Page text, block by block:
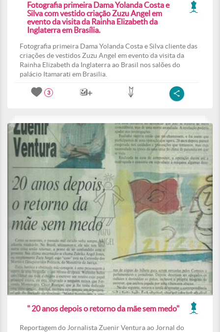
Fotografia primeira Dama Yolanda Costa e
Silva com vestido criação Zuzu Angel em
evento da visita da Rainha Elizabeth da
Inglaterra em Brasília.
Fotografia primeira Dama Yolanda Costa e Silva cliente das
criações de vestidos Zuzu Angel em evento da visita da
Rainha Elizabeth da Inglaterra ao Brasil nos salões do
palácio Itamarati em Brasilia.
3
" 20 anos depois o retorno da mãe sem medo"
Reportagem do Jornalista Zuenir Ventura ao Jornal do